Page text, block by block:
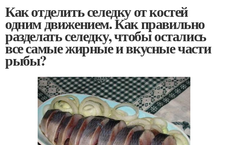
Как отделить селедку от костей
одним движением. Как правильно
разделать селедку, чтобы остались
все самые жирные и вкусные части
рыбы?